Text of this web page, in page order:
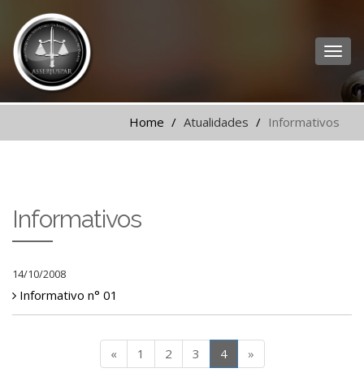
Home Atualidades Informativos
Informativos
14/10/2008
Informativo n° 01
« 1 2 3 4 »